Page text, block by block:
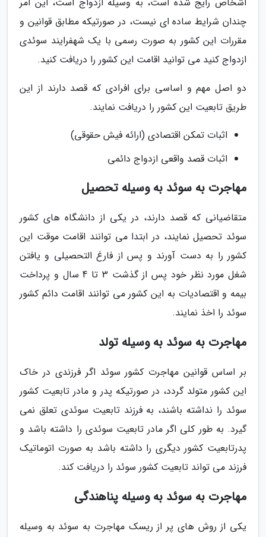
چندان شرایط ساده ای نیست، در صورتیکه مطابق قوانین و
مقررات این کشور به صورت رسمی با یک شهفرایند سوئدی
ازدواج کنید می توانید اقامت این کشور را دریافت کنید.
دو اصل مهم و اساسی برای افرادی که قصد دارند از این
طریق تابعیت این کشور را دریافت نمایند.
اثبات تمکن اقتصادی (ارائه فیش حقوقی)
اثبات قصد واقعی ازدواج دائمی
مهاجرت به سوئد به وسیله تحصیل
متقاضیانی که قصد دارند، در یکی از دانشگاه های کشور
سوئد تحصیل نمایند، در ابتدا می توانند اقامت موقت این
کشور را به دست آورند و پس از فارغ التحصیلی و یافتن
شغل مورد نظر خود پس از گذشت 3 تا 4 سال و پرداخت
بیمه و اقتصادیات به این کشور می توانند اقامت دائم کشور
سوئد را اخذ نمایند.
مهاجرت به سوئد به وسیله تولد
بر اساس قوانین مهاجرت کشور سوئد اگر فرزندی در خاک
این کشور متولد گردد، در صورتیکه پدر و مادر تابعیت کشور
سوئد را نداشته باشند، به فرزند تابعیت سوئدی تعلق نمی
گیرد. به طور کلی اگر مادر تابعیت سوئدی را داشته باشد و
پدرتابعیت کشور دیگری را داشته باشد به صورت اتوماتیک
فرزند می تواند تابعیت کشور سوئد را دریافت کند.
مهاجرت به سوئد به وسیله پناهندگی
یکی از روش های پر از ریسک مهاجرت به سوئد به وسیله